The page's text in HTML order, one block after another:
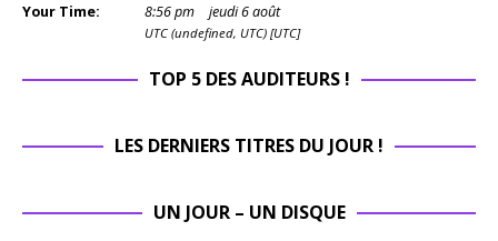
Your Time: 8:56pm jeudi 6 août
UTC (undefined, UTC) [UTC]
TOP 5 DES AUDITEURS !
LES DERNIERS TITRES DU JOUR !
UN JOUR – UN DISQUE